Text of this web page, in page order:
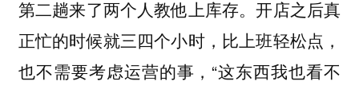
第二趟来了两个人教他上库存。开店之后真
正忙的时候就三四个小时，比上班轻松点，
也不需要考虑运营的事，“这东西我也看不